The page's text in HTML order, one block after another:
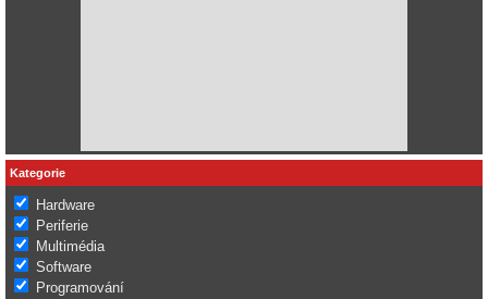
Kategorie
Hardware
Periferie
Multimédia
Software
Programování